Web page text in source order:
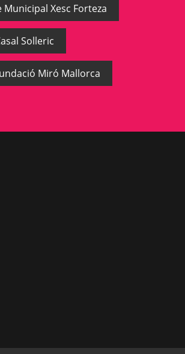
Municipal Xesc Forteza
Solleric
Miró Mallorca